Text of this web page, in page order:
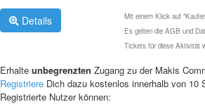
Details
Mit einem Klick auf
Es gelten die AGB und
Tickets für diese Aktivität
Erhalte unbegrenzten Zugang zu der Makis
Registriere Dich dazu kostenlos innerhalb von 10
Registrierte Nutzer können: